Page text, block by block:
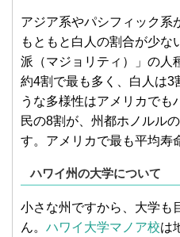
アジア系やパシフィック系
もともと白人の割合が少な
派（マジョリティ）」の人
約4割で最も多く、白人は3
うな多様性はアメリカでも
民の8割が、州都ホノルル
す。アメリカで最も平均寿
ハワイ州の大学について
小さな州ですから、大学も
ん。 ハワイ大学マノア校は